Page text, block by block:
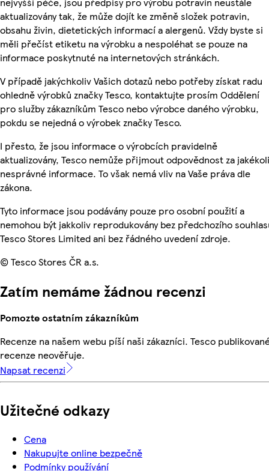
aktualizovány tak, že může dojít ke změně složek potravin,
obsahu živin, dietetických informací a alergenů. Vždy byste si
měli přečíst etiketu na výrobku a nespoléhat se pouze na
informace poskytnuté na internetových stránkách.
V případě jakýchkoliv Vašich dotazů nebo potřeby získat radu
ohledně výrobků značky Tesco, kontaktujte prosím Oddělení
pro služby zákazníkům Tesco nebo výrobce daného výrobku,
pokdu se nejedná o výrobek značky Tesco.
I přesto, že jsou informace o výrobcích pravidelně
aktualizovány, Tesco nemůže přijmout odpovědnost za
nesprávné informace. To však nemá vliv na Vaše práva dle
zákona.
Tyto informace jsou podávány pouze pro osobní použití a
nemohou být jakkoliv reprodukovány bez předchozího
Tesco Stores Limited ani bez řádného uvedení zdroje.
© Tesco Stores ČR a.s.
Zatím nemáme žádnou recenzi
Pomozte ostatním zákazníkům
Recenze na našem webu píší naši zákazníci. Tesco
recenze neověřuje.
Napsat recenzi
Užitečné odkazy
Cena
Nakupujte online bezpečně
Podmínky používání